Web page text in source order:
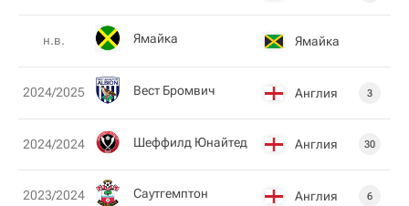
н.в. Ямайка Ямайка
2024/2025 Вест Бромвич Англия 3
2024/2024 Шеффилд Юнайтед Англия 30
2023/2024 Саутгемптон Англия 6